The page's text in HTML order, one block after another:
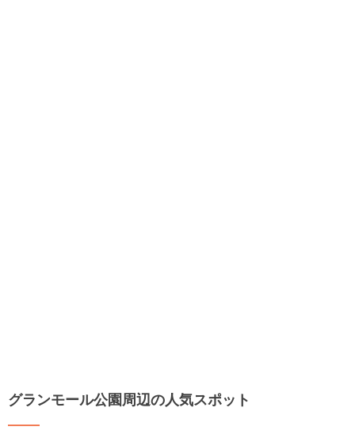
グランモール公園周辺の人気スポット